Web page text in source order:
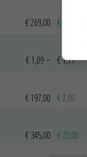
€ 269,00 € 7,00
€ 1,09 ~ € 1,11
€ 197,00 € 2,00
€ 345,00 € 20,00